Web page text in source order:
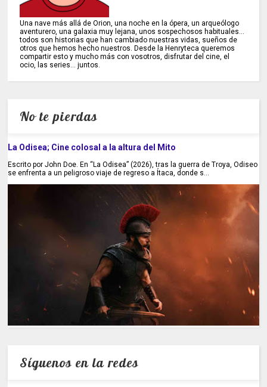
Una nave más allá de Orion, una noche en la ópera, un arqueólogo
aventurero, una galaxia muy lejana, unos sospechosos habituales...
todos son historias que han cambiado nuestras vidas, sueños de
otros que hemos hecho nuestros. Desde la Henryteca queremos
compartir esto y mucho más con vosotros, disfrutar del cine, el
ocio, las series... juntos.
No te pierdas
La Odisea; Cine colosal a la altura del Mito
Escrito por John Doe. En “La Odisea” (2026), tras la guerra de Troya, Odiseo
se enfrenta a un peligroso viaje de regreso a Ítaca, donde s...
Síguenos en la redes